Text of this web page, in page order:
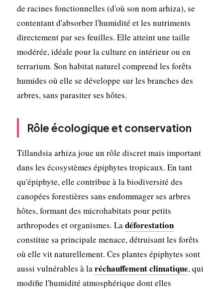
de racines fonctionnelles (d'où son nom arhiza), se
contentant d'absorber l'humidité et les nutriments
directement par ses feuilles. Elle atteint une taille
modérée, idéale pour la culture en intérieur ou en
terrarium. Son habitat naturel comprend les forêts
humides où elle se développe sur les branches des
arbres, sans parasiter ses hôtes.
Rôle écologique et conservation
Tillandsia arhiza joue un rôle discret mais important
dans les écosystèmes épiphytes tropicaux. En tant
qu'épiphyte, elle contribue à la biodiversité des
canopées forestières sans endommager ses arbres
hôtes, formant des microhabitats pour petits
arthropodes et organismes. Ladéforestation
constitue sa principale menace, détruisant les forêts
où elle vit naturellement. Ces plantes épiphytes sont
aussi vulnérables à laréchauffement climatique, qui
modifie l'humidité atmosphérique dont elles